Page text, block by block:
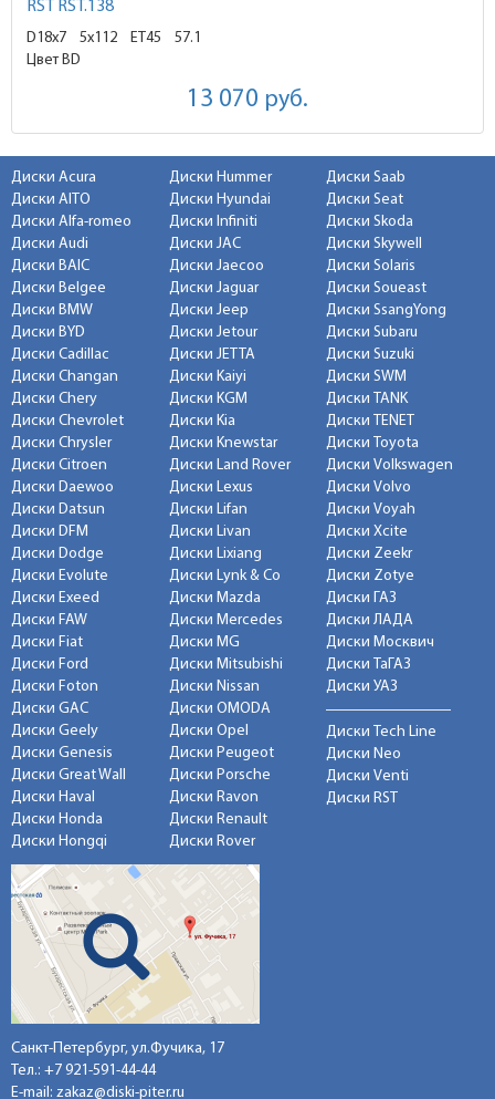
RST RST.138
D18x7 5x112 ET45
57.1
Цвет BD
13 070 руб.
Диски Acura
Диски AITO
Диски Alfa-romeo
Диски Audi
Диски BAIC
Диски Belgee
Диски BMW
Диски BYD
Диски Cadillac
Диски Changan
Диски Chery
Диски Chevrolet
Диски Chrysler
Диски Citroen
Диски Daewoo
Диски Datsun
Диски DFM
Диски Dodge
Диски Evolute
Диски Exeed
Диски FAW
Диски Fiat
Диски Ford
Диски Foton
Диски GAC
Диски Geely
Диски Genesis
Диски Great Wall
Диски Haval
Диски Honda
Диски Hongqi
Диски Hummer
Диски Hyundai
Диски Infiniti
Диски JAC
Диски Jaecoo
Диски Jaguar
Диски Jeep
Диски Jetour
Диски JETTA
Диски Kaiyi
Диски KGM
Диски Kia
Диски Knewstar
Диски Land Rover
Диски Lexus
Диски Lifan
Диски Livan
Диски Lixiang
Диски Lynk & Co
Диски Mazda
Диски Mercedes
Диски MG
Диски Mitsubishi
Диски Nissan
Диски OMODA
Диски Opel
Диски Peugeot
Диски Porsche
Диски Ravon
Диски Renault
Диски Rover
Диски Saab
Диски Seat
Диски Skoda
Диски Skywell
Диски Solaris
Диски Soueast
Диски SsangYong
Диски Subaru
Диски Suzuki
Диски SWM
Диски TANK
Диски TENET
Диски Toyota
Диски Volkswagen
Диски Volvo
Диски Voyah
Диски Xcite
Диски Zeekr
Диски Zotye
Диски ГАЗ
Диски ЛАДА
Диски Москвич
Диски ТаГАЗ
Диски УАЗ
Диски Tech Line
Диски Neo
Диски Venti
Диски RST
Санкт-Петербург, ул.Фучика, 17
Тел.: +7 921-591-44-44
E-mail: zakaz@diski-piter.ru